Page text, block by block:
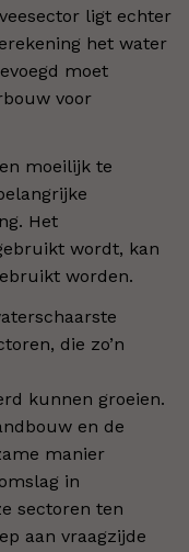
ligt echter
het water
moet
voor
moeilijk te
Het
wordt, kan
worden.
die zo’n
kunnen groeien.
en de
manier
in
sectoren ten
aan vraagzijde